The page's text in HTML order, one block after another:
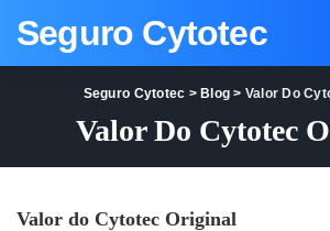
Seguro Cytotec
Seguro Cytotec > Blog > Valor Do
Valor Do Cytotec
Valor do Cytotec Original